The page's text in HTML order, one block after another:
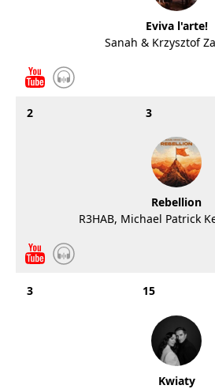
Eviva l'arte!
Sanah & Krzysztof
2 3
Rebellion
R3HAB, Michael Patrick
3 15
Kwiaty